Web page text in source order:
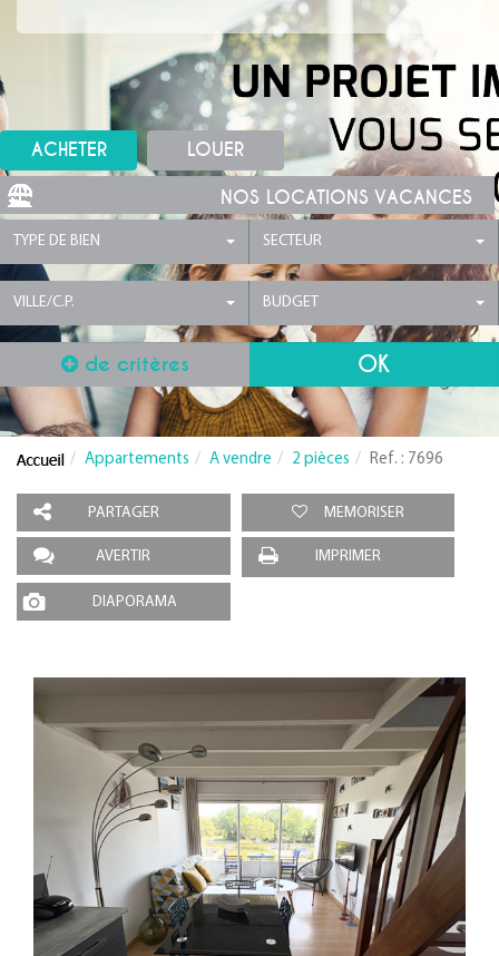
ACHETER LOUER
NOS LOCATIONS VACANCES
TYPE DE BIEN SECTEUR
VILLE/C.P. BUDGET
de critères
Appartements A vendre 2 pièces Ref. : 7696
PARTAGER MEMORISER
AVERTIR IMPRIMER
DIAPORAMA